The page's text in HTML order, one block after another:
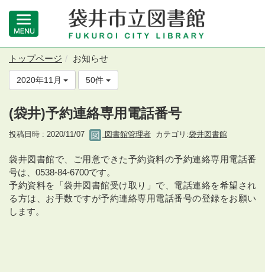
トップページ お知らせ
2020年11月 50件
(袋井)予約連絡専用電話番号
投稿日時 : 2020/11/07 図書館管理者 カテゴリ:袋井図書館
袋井図書館で、ご用意できた予約資料の予約連絡専用電話番
号は、0538-84-6700です。
予約資料を「袋井図書館受け取り」で、電話連絡を希望され
る方は、お手数ですが予約連絡専用電話番号の登録をお願い
します。